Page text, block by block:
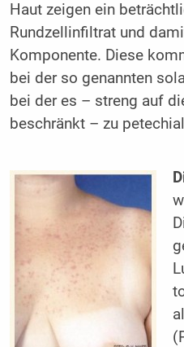
Haut zeigen ein
Rundzellinfiltrat und
Komponente. Diese
bei der so genannten
bei der es – streng auf
beschränkt – zu